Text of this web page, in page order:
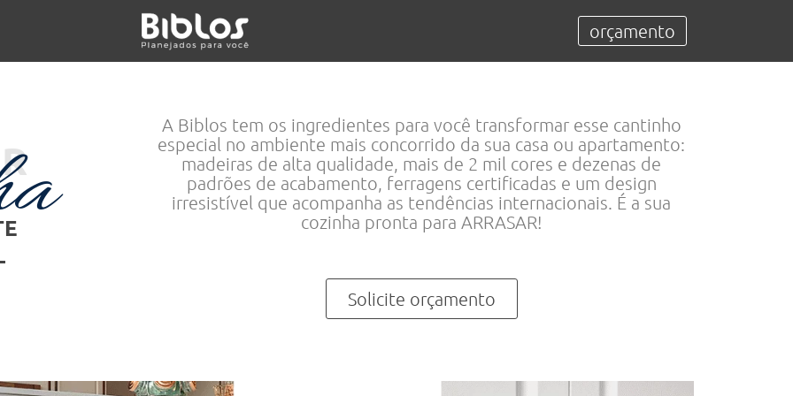
orçamento
A Biblos tem os ingredientes para você transformar esse cantinho
especial no ambiente mais concorrido da sua casa ou apartamento:
madeiras de alta qualidade, mais de 2 mil cores e dezenas de
padrões de acabamento, ferragens certificadas e um design
irresistível que acompanha as tendências internacionais. É a sua
cozinha pronta para ARRASAR!
Solicite orçamento